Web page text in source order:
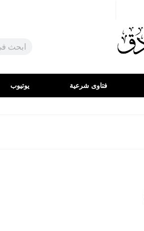
فتاوى شرعية يوتيوب